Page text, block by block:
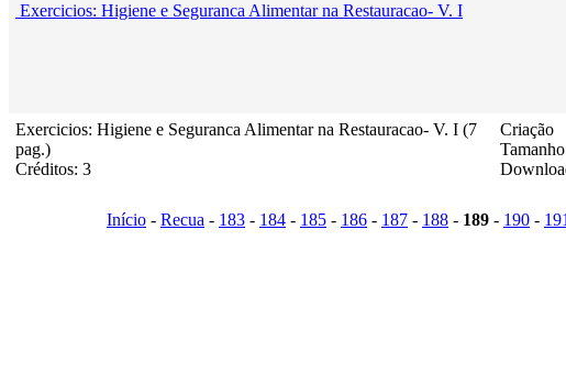
Exercicios: Higiene e Seguranca Alimentar na Restauracao- V. I
Exercicios: Higiene e Seguranca Alimentar na Restauracao- V. I (7
pag.)
Créditos: 3
Criação
Tamanho
Início - Recua - 183 - 184 - 185 - 186 - 187 - 188 - 189 - 190 -